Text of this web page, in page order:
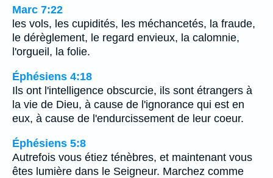
Marc 7:22
les vols, les cupidités, les méchancetés, la fraude,
le dérèglement, le regard envieux, la calomnie,
l'orgueil, la folie.
Éphésiens 4:18
Ils ont l'intelligence obscurcie, ils sont étrangers à
la vie de Dieu, à cause de l'ignorance qui est en
eux, à cause de l'endurcissement de leur coeur.
Éphésiens 5:8
Autrefois vous étiez ténèbres, et maintenant vous
êtes lumière dans le Seigneur. Marchez comme